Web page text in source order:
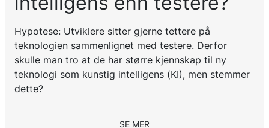
Hypotese: Utviklere sitter gjerne tettere på
teknologien sammenlignet med testere. Derfor
skulle man tro at de har større kjennskap til ny
teknologi som kunstig intelligens (KI), men stemmer
dette?
SE MER